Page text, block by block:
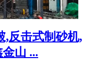
,反击式制砂机,
山 ...